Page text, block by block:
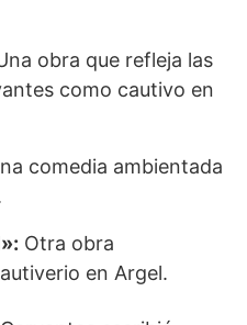
obra que refleja las
como cautivo en
comedia ambientada
Otra obra
en Argel.